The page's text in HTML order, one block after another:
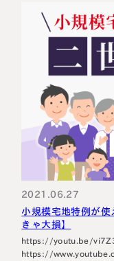
〒107-0062
東京都港区南青山一丁目2番6
ラティス青山スクエア2階
2021.06.27
小規模宅地特例が
きゃ大損】
https://youtu.be/
https://